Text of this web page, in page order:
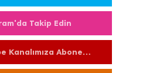
Takip Edin
Kanalımıza Abone